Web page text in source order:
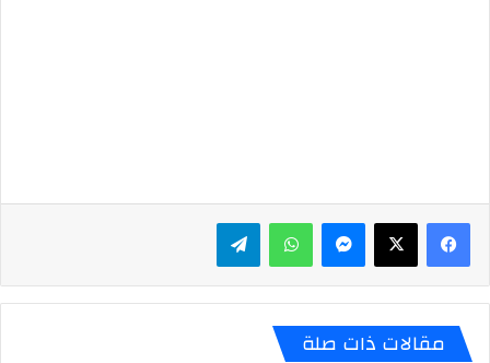
ماسنجر واتساب تيلقرام
مقالات ذات صلة